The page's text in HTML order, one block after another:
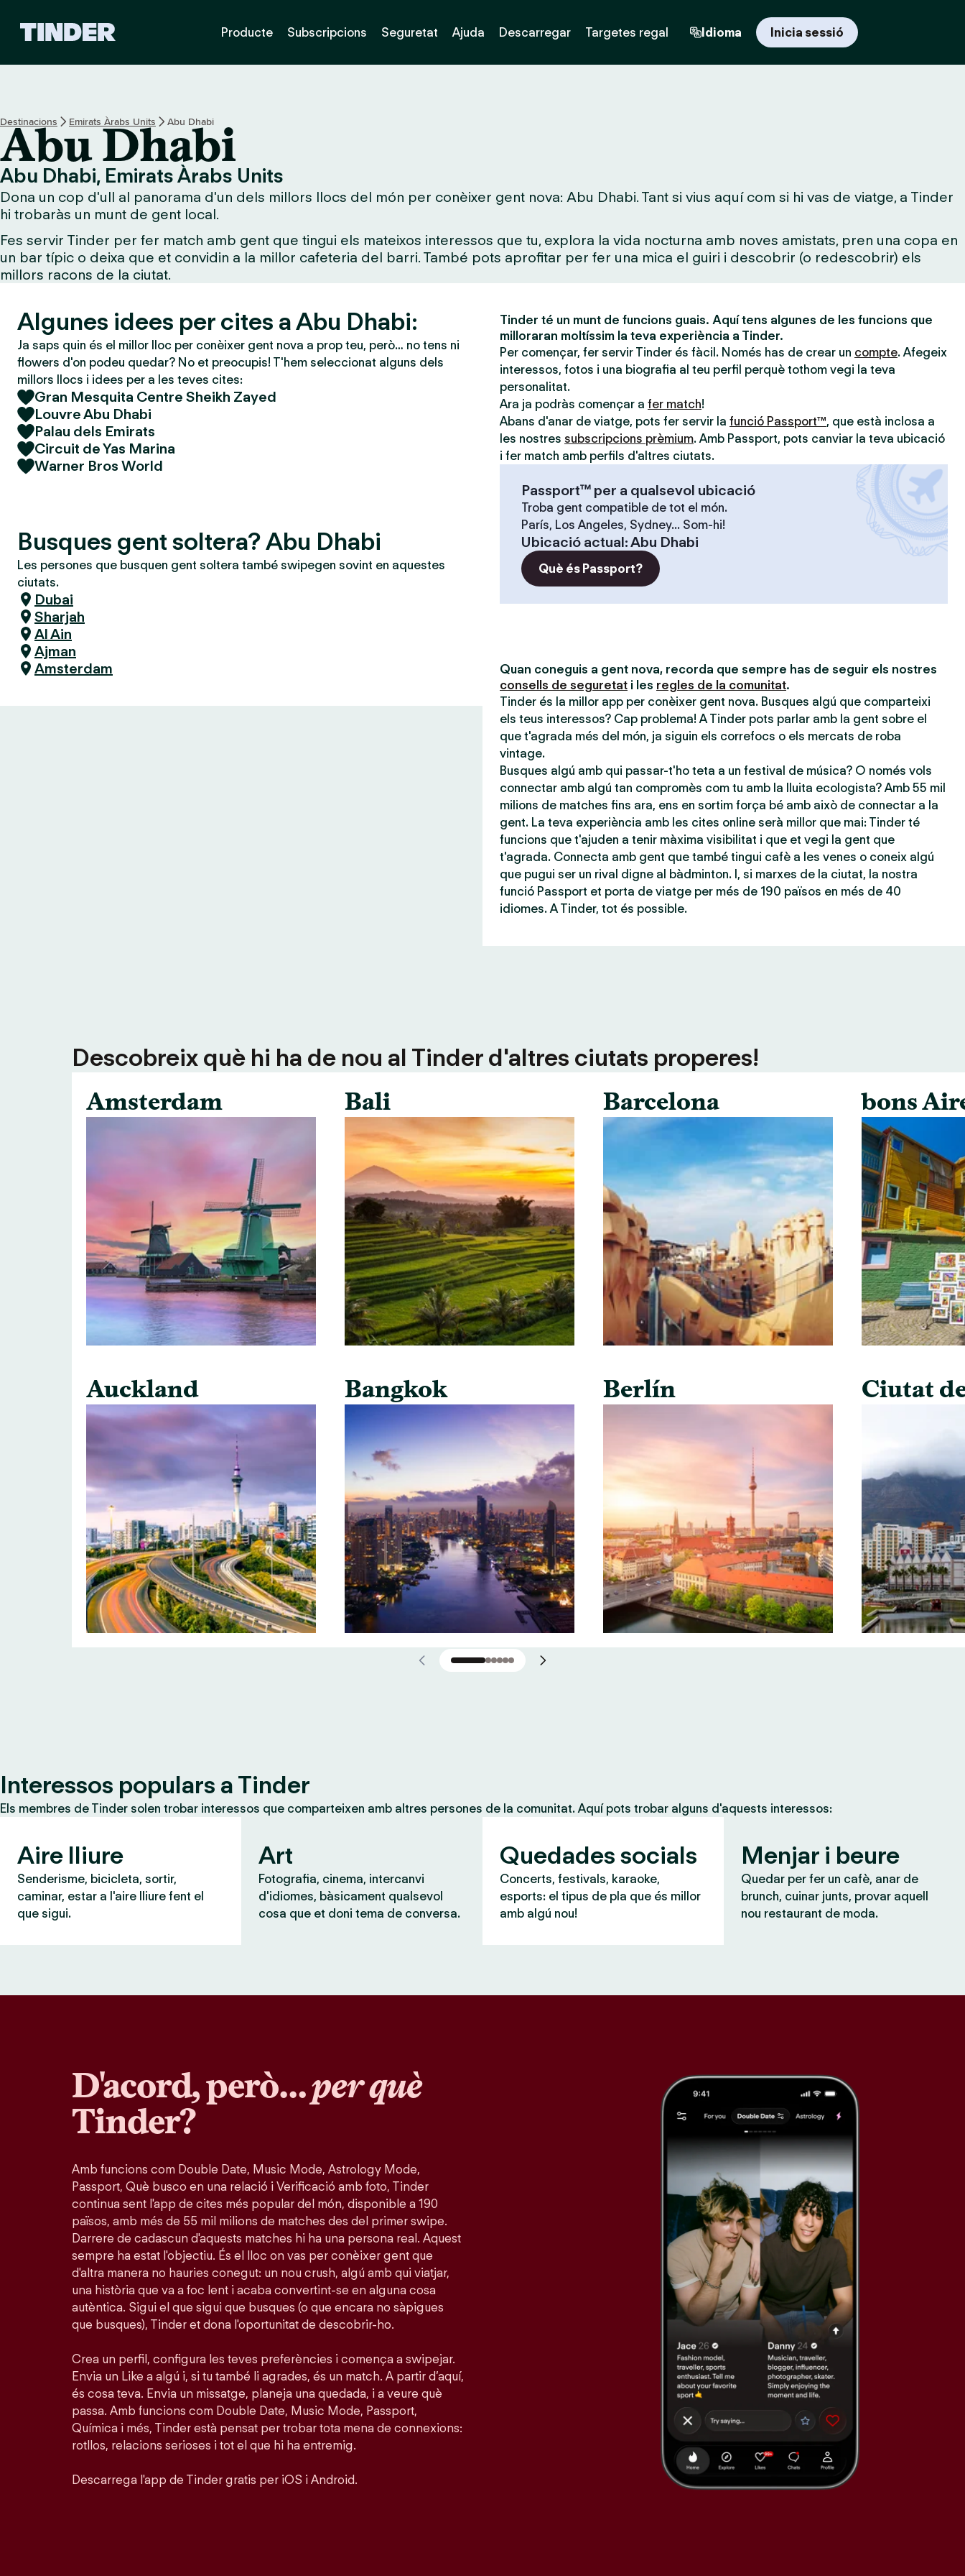
I
n
i
Producte Subscripcions Seguretat Ajuda Descarregar Targetes regal Idioma Inicia sessió
Destinacions Emirats Àrabs Units Abu Dhabi
Abu Dhabi
Abu Dhabi, Emirats Àrabs Units
Dona un cop d'ull al panorama d'un dels millors llocs del món per conèixer gent nova: Abu Dhabi. Tant si vius aquí com si hi vas de viatge, a Tinder
hi trobaràs un munt de gent local.
Fes servir Tinder per fer match amb gent que tingui els mateixos interessos que tu, explora la vida nocturna amb noves amistats, pren una copa en
un bar típic o deixa que et convidin a la millor cafeteria del barri. També pots aprofitar per fer una mica el guiri i descobrir (o redescobrir) els
millors racons de la ciutat.
Algunes idees per cites a Abu Dhabi:
Ja saps quin és el millor lloc per conèixer gent nova a prop teu, però… no tens ni
flowers d'on podeu quedar? No et preocupis! T'hem seleccionat alguns dels
millors llocs i idees per a les teves cites:
Gran Mesquita Centre Sheikh Zayed
Louvre Abu Dhabi
Palau dels Emirats
Circuit de Yas Marina
Warner Bros World
Busques gent soltera? Abu Dhabi
Les persones que busquen gent soltera també swipegen sovint en aquestes
ciutats.
Dubai
Sharjah
Al Ain
Ajman
Amsterdam
Tinder té un munt de funcions guais. Aquí tens algunes de les funcions que
milloraran moltíssim la teva experiència a Tinder.
Per començar, fer servir Tinder és fàcil. Només has de crear un compte. Afegeix
interessos, fotos i una biografia al teu perfil perquè tothom vegi la teva
personalitat.
Ara ja podràs començar a fer match!
Abans d'anar de viatge, pots fer servir la funció Passport™, que està inclosa a
les nostres subscripcions prèmium. Amb Passport, pots canviar la teva ubicació
i fer match amb perfils d'altres ciutats.
Passport™ per a qualsevol ubicació
Troba gent compatible de tot el món.
París, Los Angeles, Sydney... Som-hi!
Ubicació actual:Abu Dhabi
Què és Passport?
Quan coneguis a gent nova, recorda que sempre has de seguir els nostres
consells de seguretat i les regles de la comunitat.
Tinder és la millor app per conèixer gent nova. Busques algú que comparteixi
els teus interessos? Cap problema! A Tinder pots parlar amb la gent sobre el
que t'agrada més del món, ja siguin els correfocs o els mercats de roba
vintage.
Busques algú amb qui passar-t'ho teta a un festival de música? O només vols
connectar amb algú tan compromès com tu amb la lluita ecologista? Amb 55 mil
milions de matches fins ara, ens en sortim força bé amb això de connectar a la
gent. La teva experiència amb les cites online serà millor que mai: Tinder té
funcions que t'ajuden a tenir màxima visibilitat i que et vegi la gent que
t'agrada. Connecta amb gent que també tingui cafè a les venes o coneix algú
que pugui ser un rival digne al bàdminton. I, si marxes de la ciutat, la nostra
funció Passport et porta de viatge per més de 190 països en més de 40
idiomes. A Tinder, tot és possible.
Descobreix què hi ha de nou al Tinder d'altres ciutats properes!
Amsterdam
Auckland
Bali
Bangkok
Barcelona
Berlín
bons
Ciutat
Interessos populars a Tinder
Els membres de Tinder solen trobar interessos que comparteixen amb altres persones de la comunitat. Aquí pots trobar alguns d'aquests interessos:
Aire lliure
Senderisme, bicicleta, sortir,
caminar, estar a l'aire lliure fent el
que sigui.
Art
Fotografia, cinema, intercanvi
d'idiomes, bàsicament qualsevol
cosa que et doni tema de conversa.
Quedades socials
Concerts, festivals, karaoke,
esports: el tipus de pla que és millor
amb algú nou!
Menjar i beure
Quedar per fer un cafè, anar de
brunch, cuinar junts, provar aquell
nou restaurant de moda.
D'acord, però…per què
Tinder?
Amb funcions com Double Date, Music Mode, Astrology Mode,
Passport, Què busco en una relació i Verificació amb foto, Tinder
continua sent l'app de cites més popular del món, disponible a 190
països, amb més de 55 mil milions de matches des del primer swipe.
Darrere de cadascun d'aquests matches hi ha una persona real. Aquest
sempre ha estat l'objectiu. És el lloc on vas per conèixer gent que
d'altra manera no hauries conegut: un nou crush, algú amb qui viatjar,
una història que va a foc lent i acaba convertint-se en alguna cosa
autèntica. Sigui el que sigui que busques (o que encara no sàpigues
que busques), Tinder et dona l'oportunitat de descobrir-ho.
Crea un perfil, configura les teves preferències i comença a swipejar.
Envia un Like a algú i, si tu també li agrades, és un match. A partir d’aquí,
és cosa teva. Envia un missatge, planeja una quedada, i a veure què
passa. Amb funcions com Double Date, Music Mode, Passport,
Química i més, Tinder està pensat per trobar tota mena de connexions:
rotllos, relacions serioses i tot el que hi ha entremig.
Descarrega l'app de Tinder gratis per iOS i Android.